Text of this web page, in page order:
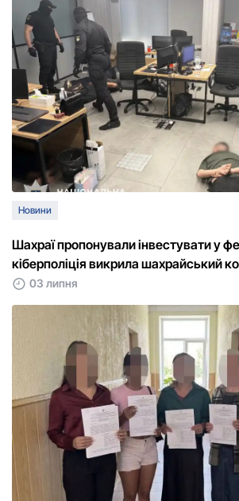
Новини
Шахраї пропонували інвестувати у
кіберполіція викрила шахрайський
03 липня